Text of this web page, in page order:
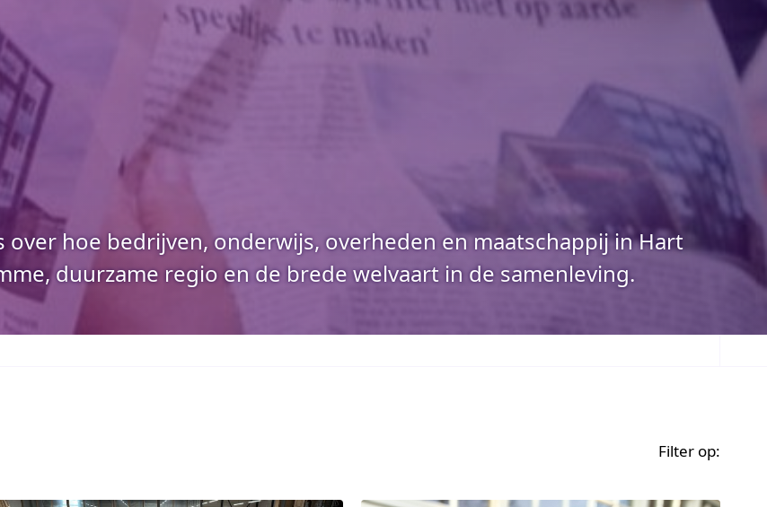
hoe bedrijven, onderwijs, overheden en maatschappij in Hart
duurzame regio en de brede welvaart in de samenleving.
Filter op: